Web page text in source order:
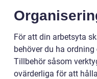
För att din arbetsyta
behöver du ha
Tillbehör såsom
ovärderliga för att